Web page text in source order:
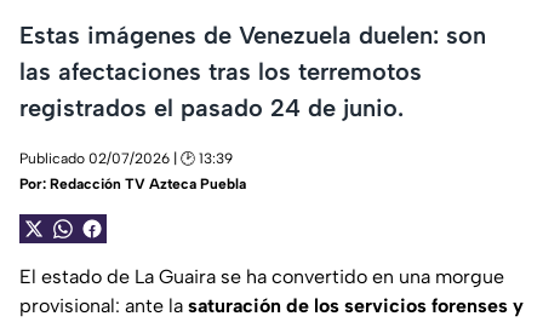
Estas imágenes de Venezuela duelen: son
las afectaciones tras los terremotos
registrados el pasado 24 de junio.
Publicado 02/07/2026 | 🕑 13:39
Por: Redacción TV Azteca Puebla
El estado de La Guaira se ha convertido en una morgue
provisional: ante la saturación de los servicios forenses y